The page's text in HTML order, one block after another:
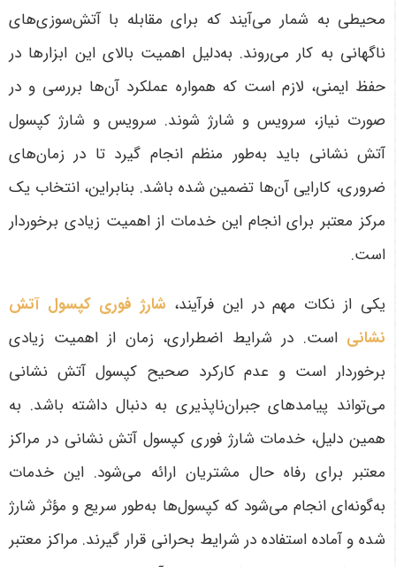
محیطی به شمار می‌آیند که برای مقابله با آتش‌سوزی‌های
ناگهانی به کار می‌روند. به‌دلیل اهمیت بالای این ابزارها در
حفظ ایمنی، لازم است که همواره عملکرد آن‌ها بررسی و در
صورت نیاز، سرویس و شارژ شوند. سرویس و شارژ کپسول
آتش نشانی باید به‌طور منظم انجام گیرد تا در زمان‌های
ضروری، کارایی آن‌ها تضمین شده باشد. بنابراین، انتخاب یک
مرکز معتبر برای انجام این خدمات از اهمیت زیادی برخوردار
است.
یکی از نکات مهم در این فرآیند، شارژ فوری کپسول آتش
نشانی است. در شرایط اضطراری، زمان از اهمیت زیادی
برخوردار است و عدم کارکرد صحیح کپسول آتش نشانی
می‌تواند پیامدهای جبران‌ناپذیری به دنبال داشته باشد. به
همین دلیل، خدمات شارژ فوری کپسول آتش نشانی در مراکز
معتبر برای رفاه حال مشتریان ارائه می‌شود. این خدمات
به‌گونه‌ای انجام می‌شود که کپسول‌ها به‌طور سریع و مؤثر شارژ
شده و آماده استفاده در شرایط بحرانی قرار گیرند. مراکز معتبر